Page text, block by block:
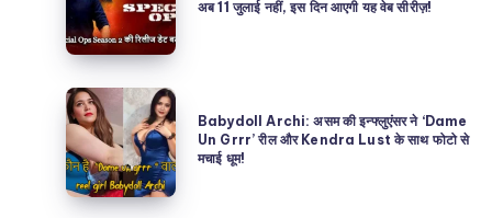
या
AI
साल
की
Dancer
ने
जीता
Priyanka
Season
2
की
रिलीज
डेट
बदली
–
अब 11 जुलाई नहीं, इस दिन आएगी यह वेब सीरीज़!
Babydoll
Archi:
असम
की
Babydoll Archi: असम की इन्फ्लुएंसर ने ‘Dame
Un Grrr’ रील और Kendra Lust के साथ फोटो से
मचाई धूम!